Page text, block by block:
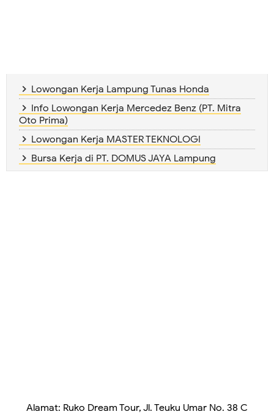
Lowongan Kerja Lampung Tunas Honda
Info Lowongan Kerja Mercedez Benz (PT. Mitra
Oto Prima)
Lowongan Kerja MASTER TEKNOLOGI
Bursa Kerja di PT. DOMUS JAYA Lampung
Alamat: Ruko Dream Tour, Jl. Teuku Umar No. 38 C